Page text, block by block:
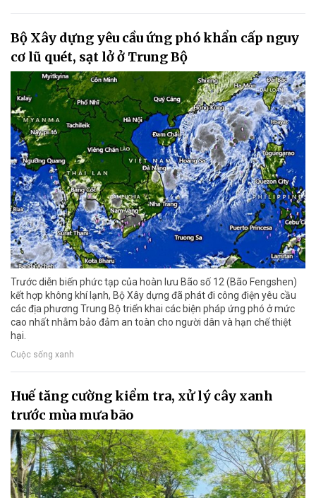
Bộ Xây dựng yêu cầu ứng phó khẩn cấp nguy
cơ lũ quét, sạt lở ở Trung Bộ
Trước diễn biến phức tạp của hoàn lưu Bão số 12 (Bão Fengshen)
kết hợp không khí lạnh, Bộ Xây dựng đã phát đi công điện yêu cầu
các địa phương Trung Bộ triển khai các biện pháp ứng phó ở mức
cao nhất nhằm bảo đảm an toàn cho người dân và hạn chế thiệt
hại.
Cuộc sống xanh
Huế tăng cường kiểm tra, xử lý cây xanh
trước mùa mưa bão